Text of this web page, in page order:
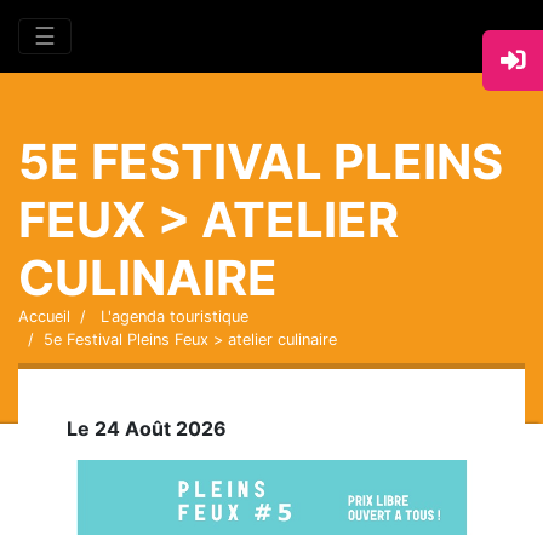
☰
5E FESTIVAL PLEINS
FEUX > ATELIER
CULINAIRE
Accueil
L'agenda touristique
5e Festival Pleins Feux > atelier culinaire
Le 24 Août 2026